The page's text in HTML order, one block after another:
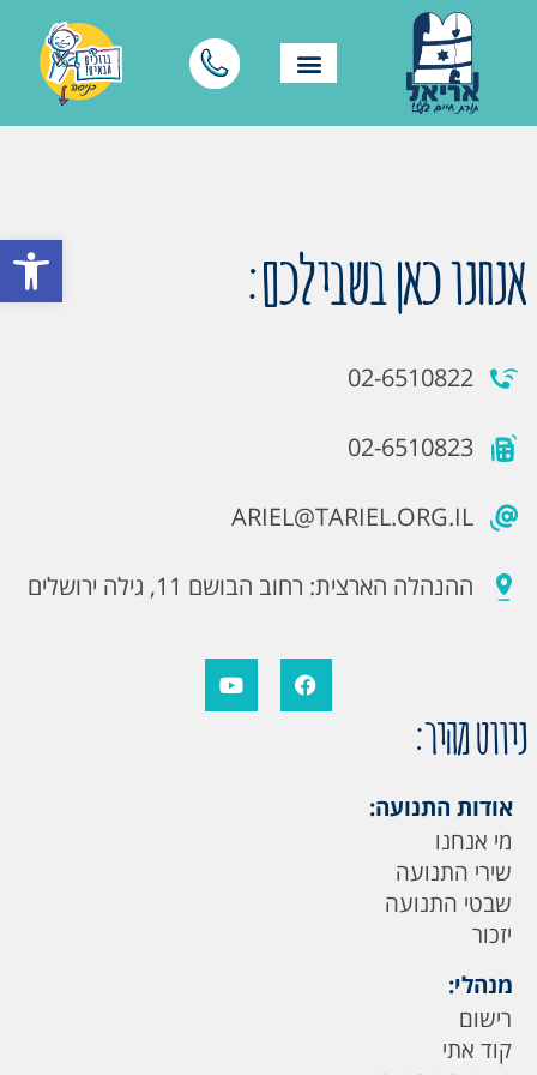
פתח אנחנו כאן בשבילכם:
02-6510822
02-6510823
ARIEL@TARIEL.ORG.IL
ההנהלה הארצית: רחוב הבושם 11, גילה ירושלים
ניווט מהיר:
אודות התנועה:
מי אנחנו
שירי התנועה
שבטי התנועה
יזכור
מנהלי:
רישום
קוד אתי